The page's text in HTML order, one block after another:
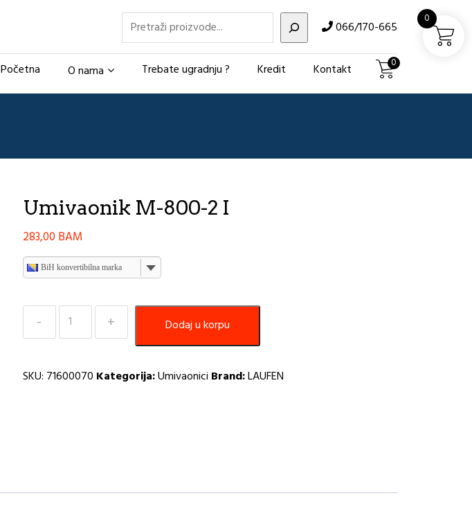
Pretraži 066/170-665
Početna O nama Trebate ugradnju ? Kredit Kontakt 0
Umivaonik M-800-2 I
283,00 BAM
BiH konvertibilna marka
Umivaonik
M-
I
Dodaj u korpu
SKU: 71600070 Kategorija:Umivaonici Brand:LAUFEN
0